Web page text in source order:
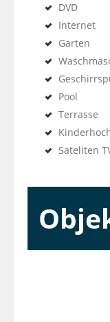
DVD
Internet
Garten
Pool
Terrasse
Sateliten